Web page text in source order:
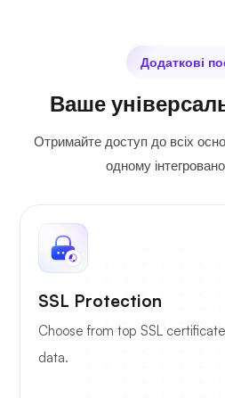
Додаткові
Ваше
Отримайте доступ до всіх
одному
SSL Protection
Choose from top SSL
data.